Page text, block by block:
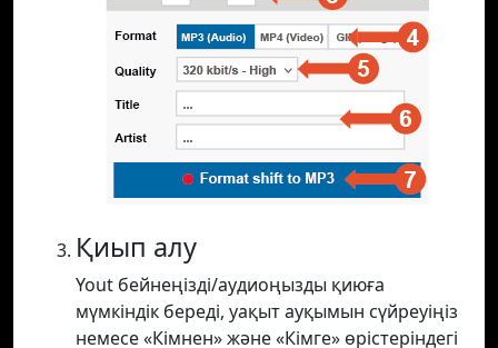
Қиып алу
Yout бейнеңізді/аудиоңызды қиюға
мүмкіндік береді, уақыт ауқымын сүйреуіңіз
немесе «Кімнен» және «Кімге» өрістеріндегі